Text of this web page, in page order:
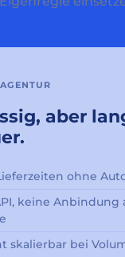
aber
ohne
keine Anbindung
skalierbar bei